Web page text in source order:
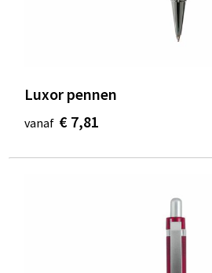
Luxor pennen
vanaf € 7,81